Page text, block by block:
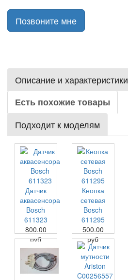
Позвоните мне
Описание и характеристики
Есть похожие товары
Подходит к моделям
Датчик
аквасенсора
Bosch
611323
800.00
руб
Кнопка
сетевая
Bosch
611295
500.00
руб